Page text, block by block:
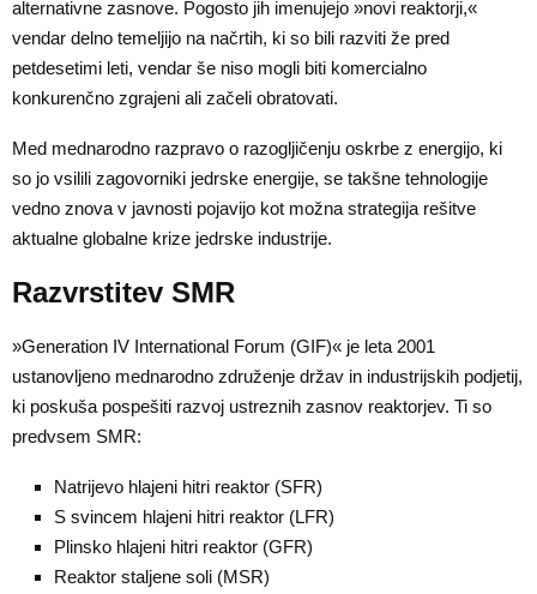
alternativne zasnove. Pogosto jih imenujejo »novi reaktorji,«
vendar delno temeljijo na načrtih, ki so bili razviti že pred
petdesetimi leti, vendar še niso mogli biti komercialno
konkurenčno zgrajeni ali začeli obratovati.
Med mednarodno razpravo o razogljičenju oskrbe z energijo, ki
so jo vsilili zagovorniki jedrske energije, se takšne tehnologije
vedno znova v javnosti pojavijo kot možna strategija rešitve
aktualne globalne krize jedrske industrije.
Razvrstitev SMR
»Generation IV International Forum (GIF)« je leta 2001
ustanovljeno mednarodno združenje držav in industrijskih podjetij,
ki poskuša pospešiti razvoj ustreznih zasnov reaktorjev. Ti so
predvsem SMR:
Natrijevo hlajeni hitri reaktor (SFR)
S svincem hlajeni hitri reaktor (LFR)
Plinsko hlajeni hitri reaktor (GFR)
Reaktor staljene soli (MSR)